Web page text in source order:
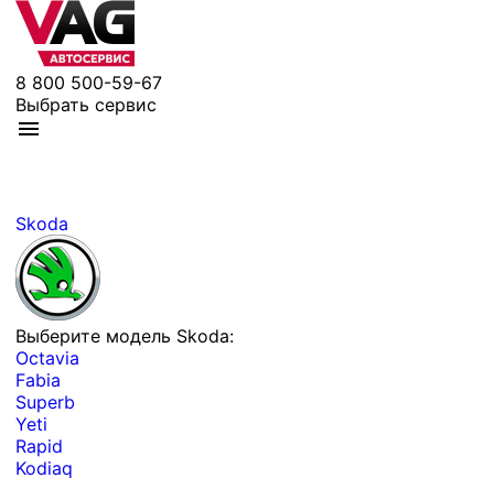
8 800 500-59-67
Выбрать сервис
Skoda
Выберите модель Skoda:
Octavia
Fabia
Superb
Yeti
Rapid
Kodiaq